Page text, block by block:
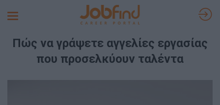
Toggle
Πώς να γράψετε αγγελίες εργασίας
που προσελκύουν ταλέντα